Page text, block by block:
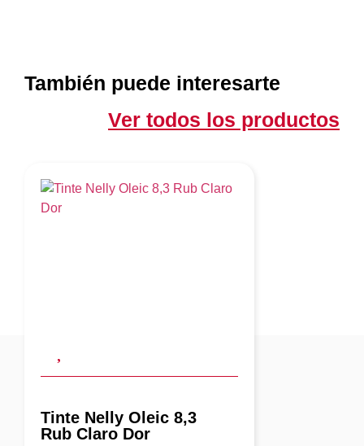
También puede interesarte
Ver todos los productos
Tinte Nelly Oleic 8,3
Rub Claro Dor